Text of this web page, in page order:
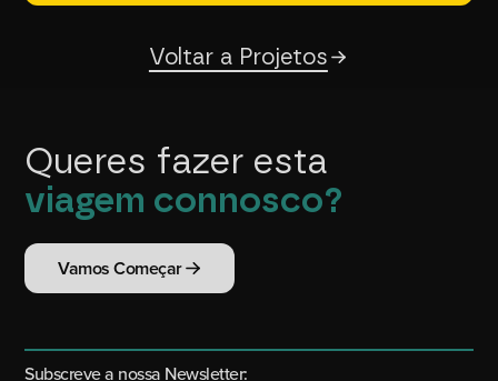
Voltar a Projetos
Queres fazer esta
viagem connosco?
Vamos Começar
Subscreve a nossa Newsletter: